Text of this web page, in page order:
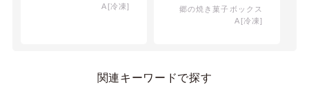
A[冷凍]
た。私も食べました
が、美味しかったで
郷の焼き菓子ボックス
A[冷凍]
関連キーワードで探す